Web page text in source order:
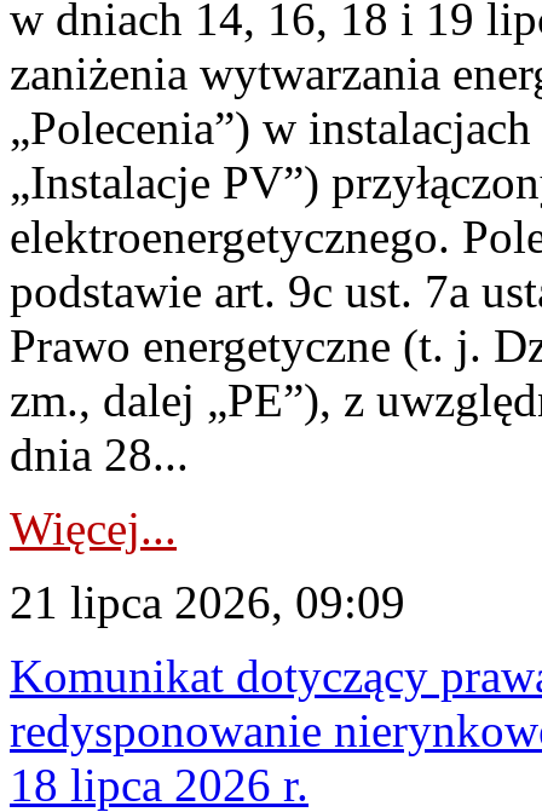
w dniach 14, 16, 18 i 19
zaniżenia wytwarzania
„Polecenia”) w
„Instalacje PV”)
elektroenergetycznego.
podstawie art. 9c ust. 7a
Prawo energetyczne (t. j.
zm., dalej „PE”), z
dnia 28...
Więcej...
21 lipca 2026, 09:09
Komunikat dotyczący
redysponowanie
18 lipca 2026 r.